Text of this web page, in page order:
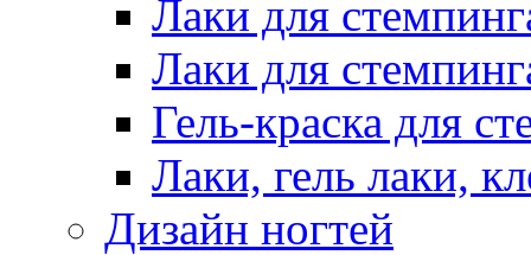
Лаки для
Лаки для
Гель-краска для
Лаки, гель лаки,
Дизайн ногтей